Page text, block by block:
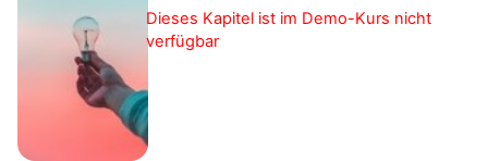
Dieses Kapitel ist im Demo-Kurs nicht
verfügbar